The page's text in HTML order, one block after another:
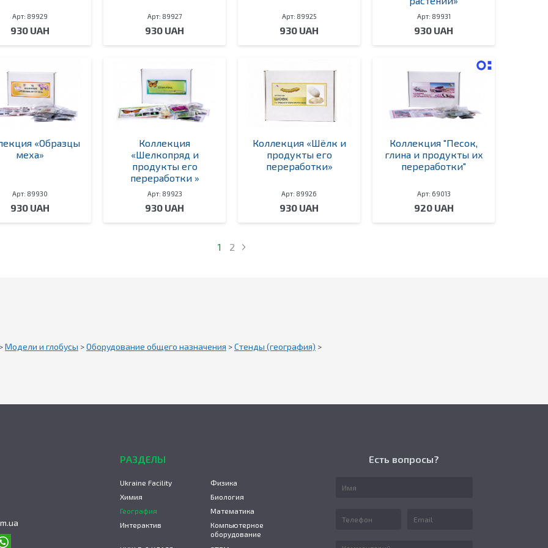
Арт: 89929
930 UAH
Арт: 89927
930 UAH
Арт: 89925
930 UAH
Арт: 89931
930 UAH
«Образцы
меха»
Арт: 89930
930 UAH
Коллекция
«Шелкопряд и
продукты его
переработки »
Арт: 89923
930 UAH
Коллекция «Шёлк и
продукты его
переработки»
Арт: 89926
930 UAH
Коллекция "Песок,
глина и продукты их
переработки"
Арт: 69013
920 UAH
1 2
Модели и глобусы >Оборудование общего назначения >Стенды (география) >
РАЗДЕЛЫ
Ukraine Facility
Физика
Химия
Биология
География
Математика
Интерактив
Компьютерное
оборудование
Есть вопросы?